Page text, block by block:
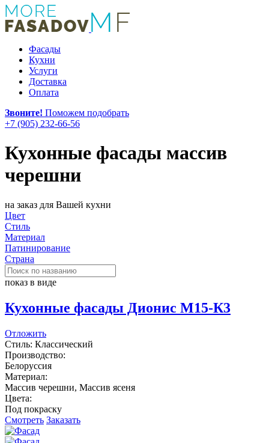
Фасады
Кухни
Услуги
Доставка
Оплата
Звоните! Поможем подобрать
+7 (905) 232-66-56
Кухонные фасады массив
черешни
на заказ для Вашей кухни
Цвет
Стиль
Материал
Патинирование
Страна
показ в виде
Кухонные фасады Дионис М15-К3
Отложить
Стиль: Классический
Производство:
Белоруссия
Материал:
Массив черешни, Массив ясеня
Цвета:
Под покраску
Смотреть Заказать